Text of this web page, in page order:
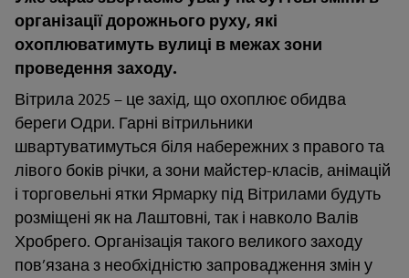
організації дорожнього руху, які
охоплюватимуть вулиці в межах зони
проведення заходу.
Вітрила 2025 – це захід, що охоплює обидва
береги Одри. Гарні вітрильники
швартуватимуться біля набережних з правого та
лівого боків річки, а зони майстер-класів, анімацій
і торговельні ятки Ярмарку під Вітрилами будуть
розміщені як на Лаштовні, так і навколо Валів
Хробрего. Організація такого великого заходу
пов’язана з необхідністю запровадження змін у